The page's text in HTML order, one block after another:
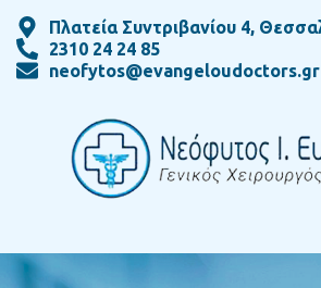
Πλατεία Συντριβανίου 4,
2310 24 24 85
neofytos@evangeloudoctors.gr